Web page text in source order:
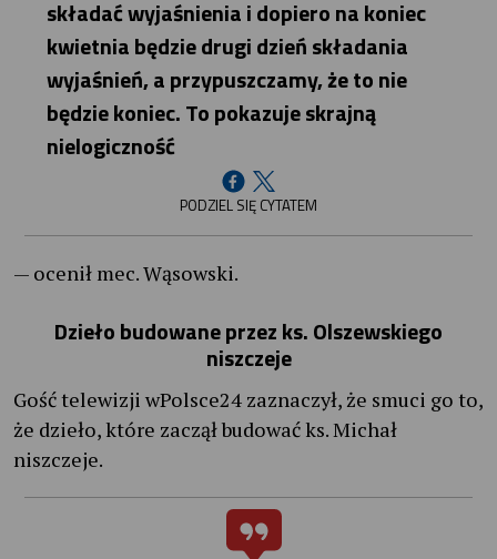
składać wyjaśnienia i dopiero na koniec
kwietnia będzie drugi dzień składania
wyjaśnień, a przypuszczamy, że to nie
będzie koniec. To pokazuje skrajną
nielogiczność
PODZIEL SIĘ CYTATEM
— ocenił mec. Wąsowski.
Dzieło budowane przez ks. Olszewskiego
niszczeje
Gość telewizji wPolsce24 zaznaczył, że smuci go to,
że dzieło, które zaczął budować ks. Michał
niszczeje.